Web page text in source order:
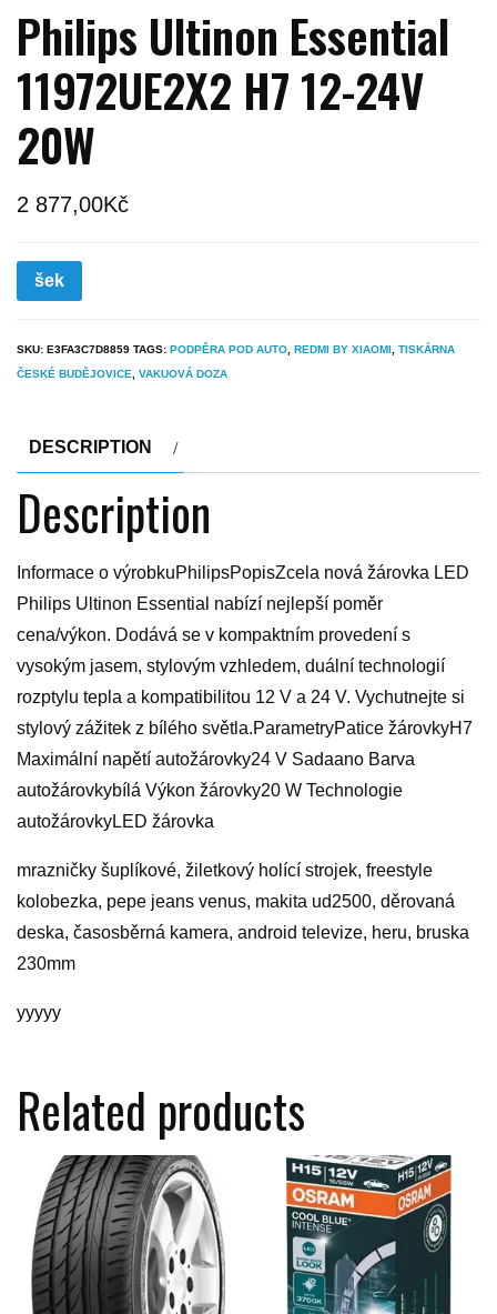
Philips Ultinon Essential
11972UE2X2 H7 12-24V
20W
2 877,00Kč
šek
SKU: E3FA3C7D8859 TAGS: PODPĚRA POD AUTO REDMI BY XIAOMI TISKÁRNA
ČESKÉ BUDĚJOVICE
VAKUOVÁ DOZA
DESCRIPTION
Description
Informace o výrobkuPhilipsPopisZcela nová žárovka LED
Philips Ultinon Essential nabízí nejlepší poměr
cena/výkon. Dodává se v kompaktním provedení s
vysokým jasem, stylovým vzhledem, duální technologií
rozptylu tepla a kompatibilitou 12 V a 24 V. Vychutnejte si
stylový zážitek z bílého světla.ParametryPatice žárovkyH7
Maximální napětí autožárovky24 V Sadaano Barva
autožárovkybílá Výkon žárovky20 W Technologie
autožárovkyLED žárovka
mrazničky šuplíkové, žiletkový holící strojek, freestyle
kolobezka, pepe jeans venus, makita ud2500, děrovaná
deska, časosběrná kamera, android televize, heru, bruska
230mm
yyyyy
Related products